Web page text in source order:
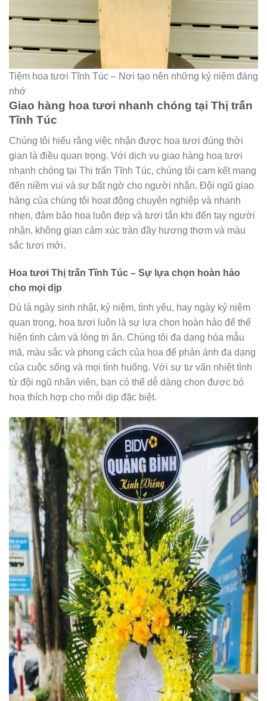
Tiệm hoa tươi Tĩnh Túc – Nơi tạo nên những kỷ niệm đáng
nhớ
Giao hàng hoa tươi nhanh chóng tại Thị trấn
Tĩnh Túc
Chúng tôi hiểu rằng việc nhận được hoa tươi đúng thời
gian là điều quan trọng. Với dịch vụ giao hàng hoa tươi
nhanh chóng tại Thị trấn Tĩnh Túc, chúng tôi cam kết mang
đến niềm vui và sự bất ngờ cho người nhận. Đội ngũ giao
hàng của chúng tôi hoạt động chuyên nghiệp và nhanh
nhẹn, đảm bảo hoa luôn đẹp và tươi tắn khi đến tay người
nhận, không gian cảm xúc tràn đầy hương thơm và màu
sắc tươi mới.
Hoa tươi Thị trấn Tĩnh Túc – Sự lựa chọn hoàn hảo
cho mọi dịp
Dù là ngày sinh nhật, kỷ niệm, tình yêu, hay ngày kỷ niệm
quan trọng, hoa tươi luôn là sự lựa chọn hoàn hảo để thể
hiện tình cảm và lòng tri ân. Chúng tôi đa dạng hóa mẫu
mã, màu sắc và phong cách của hoa để phản ánh đa dạng
của cuộc sống và mọi tình huống. Với sự tư vấn nhiệt tình
từ đội ngũ nhân viên, bạn có thể dễ dàng chọn được bó
hoa thích hợp cho mỗi dịp đặc biệt.